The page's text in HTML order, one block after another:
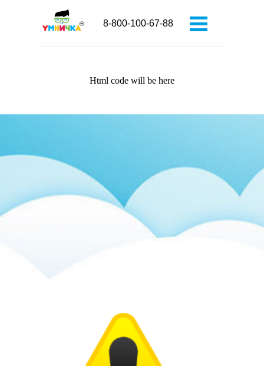
8-800-100-67-88
Html code will be here